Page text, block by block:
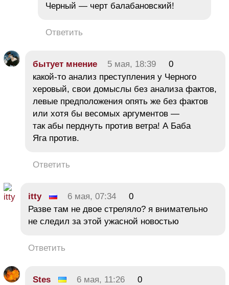
Черный — черт балабановский!
Ответить
бытует мнение 5 мая, 18:39
0
какой-то анализ преступления у Черного
херовый, свои домыслы без анализа фактов,
левые предположения опять же без фактов
или хотя бы весомых аргументов —
так абы перднуть против ветра! А Баба
Яга против.
Ответить
itty 6 мая, 07:34
0
Разве там не двое стреляло? я внимательно
не следил за этой ужасной новостью
Ответить
Stes 6 мая, 11:26
0